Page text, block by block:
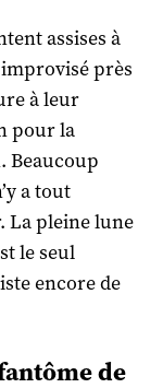
assises à
près
à leur
pour la
Beaucoup
a tout
La pleine lune
le seul
encore de
de